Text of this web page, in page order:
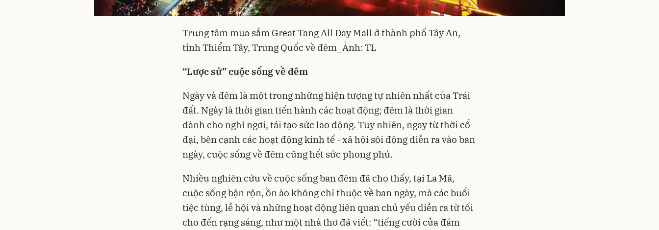
Trung tâm mua sắm Great Tang All Day Mall ở thành phố Tây An,
tỉnh Thiểm Tây, Trung Quốc về đêm_Ảnh: TL
“Lược sử” cuộc sống về đêm
Ngày và đêm là một trong những hiện tượng tự nhiên nhất của Trái
đất. Ngày là thời gian tiến hành các hoạt động; đêm là thời gian
dành cho nghỉ ngơi, tái tạo sức lao động. Tuy nhiên, ngay từ thời cổ
đại, bên cạnh các hoạt động kinh tế - xã hội sôi động diễn ra vào ban
ngày, cuộc sống về đêm cũng hết sức phong phú.
Nhiều nghiên cứu về cuộc sống ban đêm đã cho thấy, tại La Mã,
cuộc sống bận rộn, ồn ào không chỉ thuộc về ban ngày, mà các buổi
tiệc tùng, lễ hội và những hoạt động liên quan chủ yếu diễn ra từ tối
cho đến rạng sáng, như một nhà thơ đã viết: “tiếng cười của đám